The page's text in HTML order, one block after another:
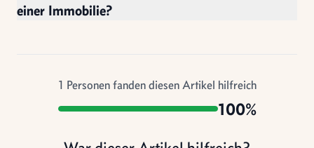
einer Immobilie?
1 Personen fanden diesen Artikel hilfreich
100%